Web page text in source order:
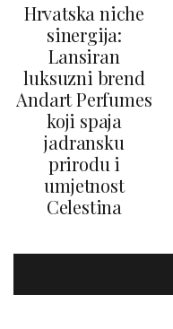
Hrvatska niche
sinergija:
Lansiran
luksuzni brend
Andart Perfumes
koji spaja
jadransku
prirodu i
umjetnost
Celestina